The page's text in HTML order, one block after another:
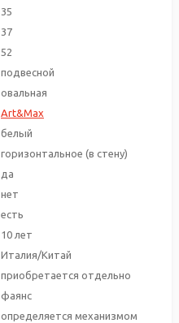
35
37
52
подвесной
овальная
Art&Max
белый
горизонтальное (в стену)
да
нет
есть
10 лет
Италия/Китай
приобретается отдельно
фаянс
определяется механизмом